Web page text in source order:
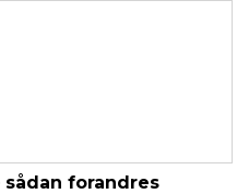
forandres